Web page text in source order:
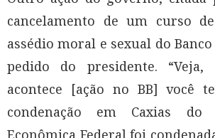
cancelamento de um curso
assédio moral e sexual do
pedido do presidente. “Veja,
acontece [ação no BB] você
condenação em Caxias